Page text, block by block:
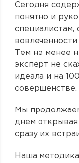
Сегодня
понятно и
специалистам,
Тем не менее
эксперт не
идеала и на
совершенстве.
Мы
днем
сразу их
Наша